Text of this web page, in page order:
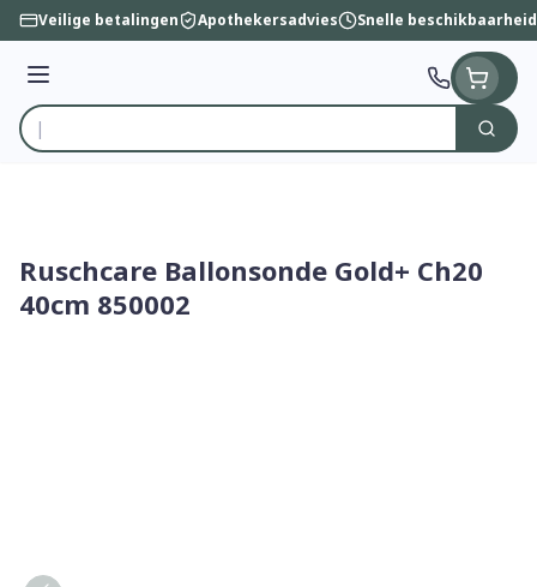
Ga naar de inhoud
Veilige betalingen Apothekersadvies Snelle beschikbaarheid
Menu
Product, merk, categorie...
Zoek
Ruschcare Ballonsonde Gold+ Ch20
40cm 850002